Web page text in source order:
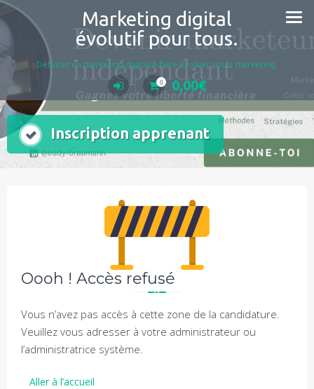
Aller
au
Marketing digital
évolutif pour tous.
Débutez en marketing digital & faire évoluer votre marketing.
0 0,00€
Inscription apprenant
Oooh ! Accès refusé
Vous n’avez pas accès à cette zone de la candidature.
Veuillez vous adresser à votre administrateur ou
l’administratrice système.
Aller à l’accueil